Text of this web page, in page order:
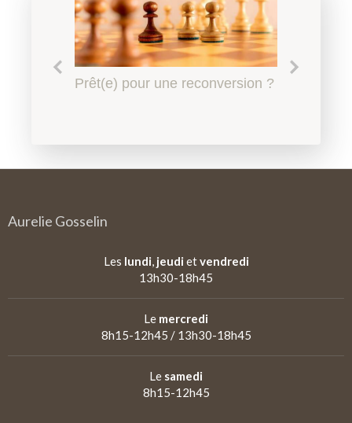
Le harcèlement scolaire à
Prêt(e) pour une reconversion ?
Quel accompagnement en
Qu'est-ce qu'un
Aurelie Gosselin
Les lundi jeudi etvendredi
13h30-18h45
Le mercredi
8h15-12h45 / 13h30-18h45
Le samedi
8h15-12h45